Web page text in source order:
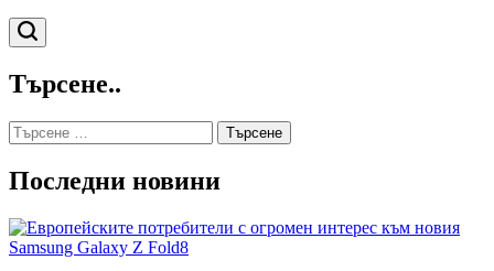
Търсене
Търсене..
Търсене
за:
Последни новини